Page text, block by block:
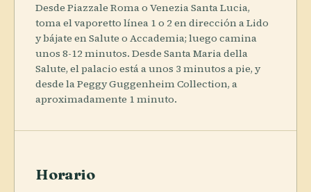
Desde Piazzale Roma o Venezia Santa Lucia,
toma el vaporetto línea 1 o 2 en dirección a Lido
y bájate en Salute o Accademia; luego camina
unos 8-12 minutos. Desde Santa Maria della
Salute, el palacio está a unos 3 minutos a pie, y
desde la Peggy Guggenheim Collection, a
aproximadamente 1 minuto.
Horario